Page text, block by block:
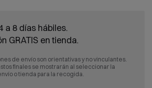
a 8 días hábiles.
GRATIS en tienda.
de envío son orientativas y no vinculantes.
finales se mostrarán al seleccionar la
o tienda para la recogida.